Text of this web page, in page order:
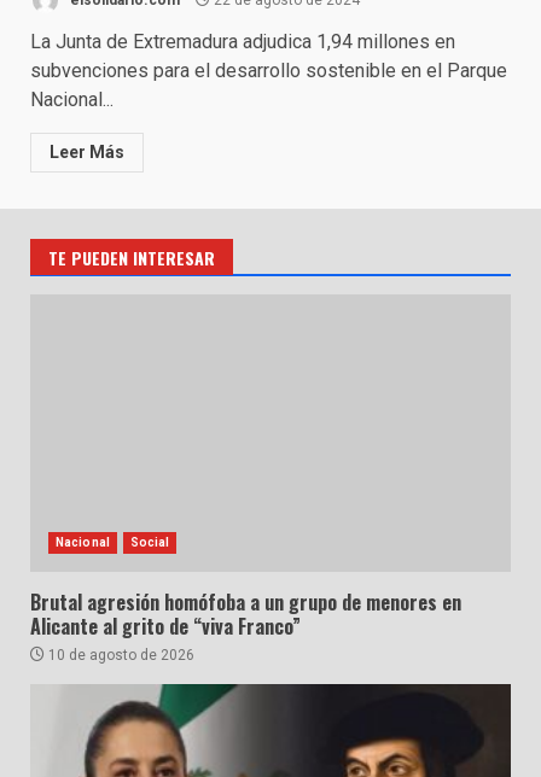
La Junta de Extremadura adjudica 1,94 millones en
subvenciones para el desarrollo sostenible en el Parque
Nacional...
Leer Más
TE PUEDEN INTERESAR
Nacional Social
Brutal agresión homófoba a un grupo de menores en
Alicante al grito de “viva Franco”
10 de agosto de 2026